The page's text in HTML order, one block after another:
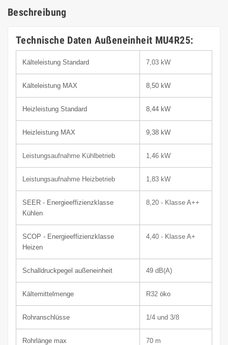
Beschreibung
Technische Daten Außeneinheit MU4R25:
Kälteleistung Standard 7,03 kW
Kälteleistung MAX 8,50 kW
Heizleistung Standard 8,44 kW
Heizleistung MAX 9,38 kW
Leistungsaufnahme Kühlbetrieb 1,46 kW
Leistungsaufnahme Heizbetrieb 1,83 kW
SEER - Energieeffizienzklasse
Kühlen
8,20 - Klasse A++
SCOP - Energieeffizienzklasse
Heizen
4,40 - Klasse A+
Schalldruckpegel außeneinheit 49 dB(A)
Kältemittelmenge R32 öko
Rohranschlüsse 1/4 und 3/8
Rohrlänge max 70 m